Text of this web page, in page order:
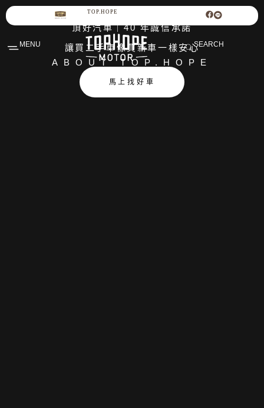
MENU SEARCH
頂好汽車｜40 年誠信承諾
讓買二手車像買新車一樣安心
ABOUT TOP.HOPE
馬上找好車